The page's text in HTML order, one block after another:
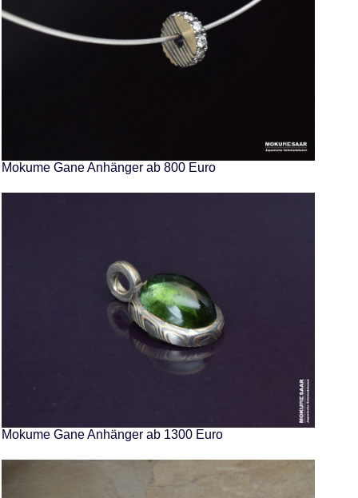
Mokume Gane Anhänger ab 800 Euro
Mokume Gane Anhänger ab 1300 Euro